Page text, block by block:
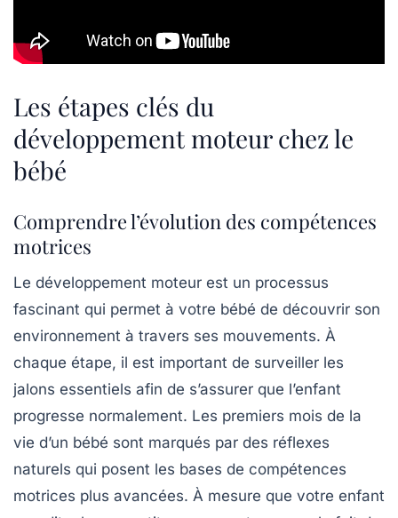
Les étapes clés du
développement moteur chez le
bébé
Comprendre l’évolution des compétences
motrices
Le développement moteur est un processus
fascinant qui permet à votre bébé de découvrir son
environnement à travers ses mouvements. À
chaque étape, il est important de surveiller les
jalons essentiels afin de s’assurer que l’enfant
progresse normalement. Les premiers mois de la
vie d’un bébé sont marqués par des réflexes
naturels qui posent les bases de compétences
motrices plus avancées. À mesure que votre enfant